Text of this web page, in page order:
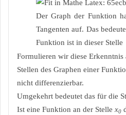
Der Graph der Funktion
Tangenten auf. Das
Funktion ist in dieser
Formulieren wir diese Erkenntnis
Stellen des Graphen einer
nicht differenzierbar.
Umgekehrt bedeutet das für die
Ist eine Funktion an der Stelle x0